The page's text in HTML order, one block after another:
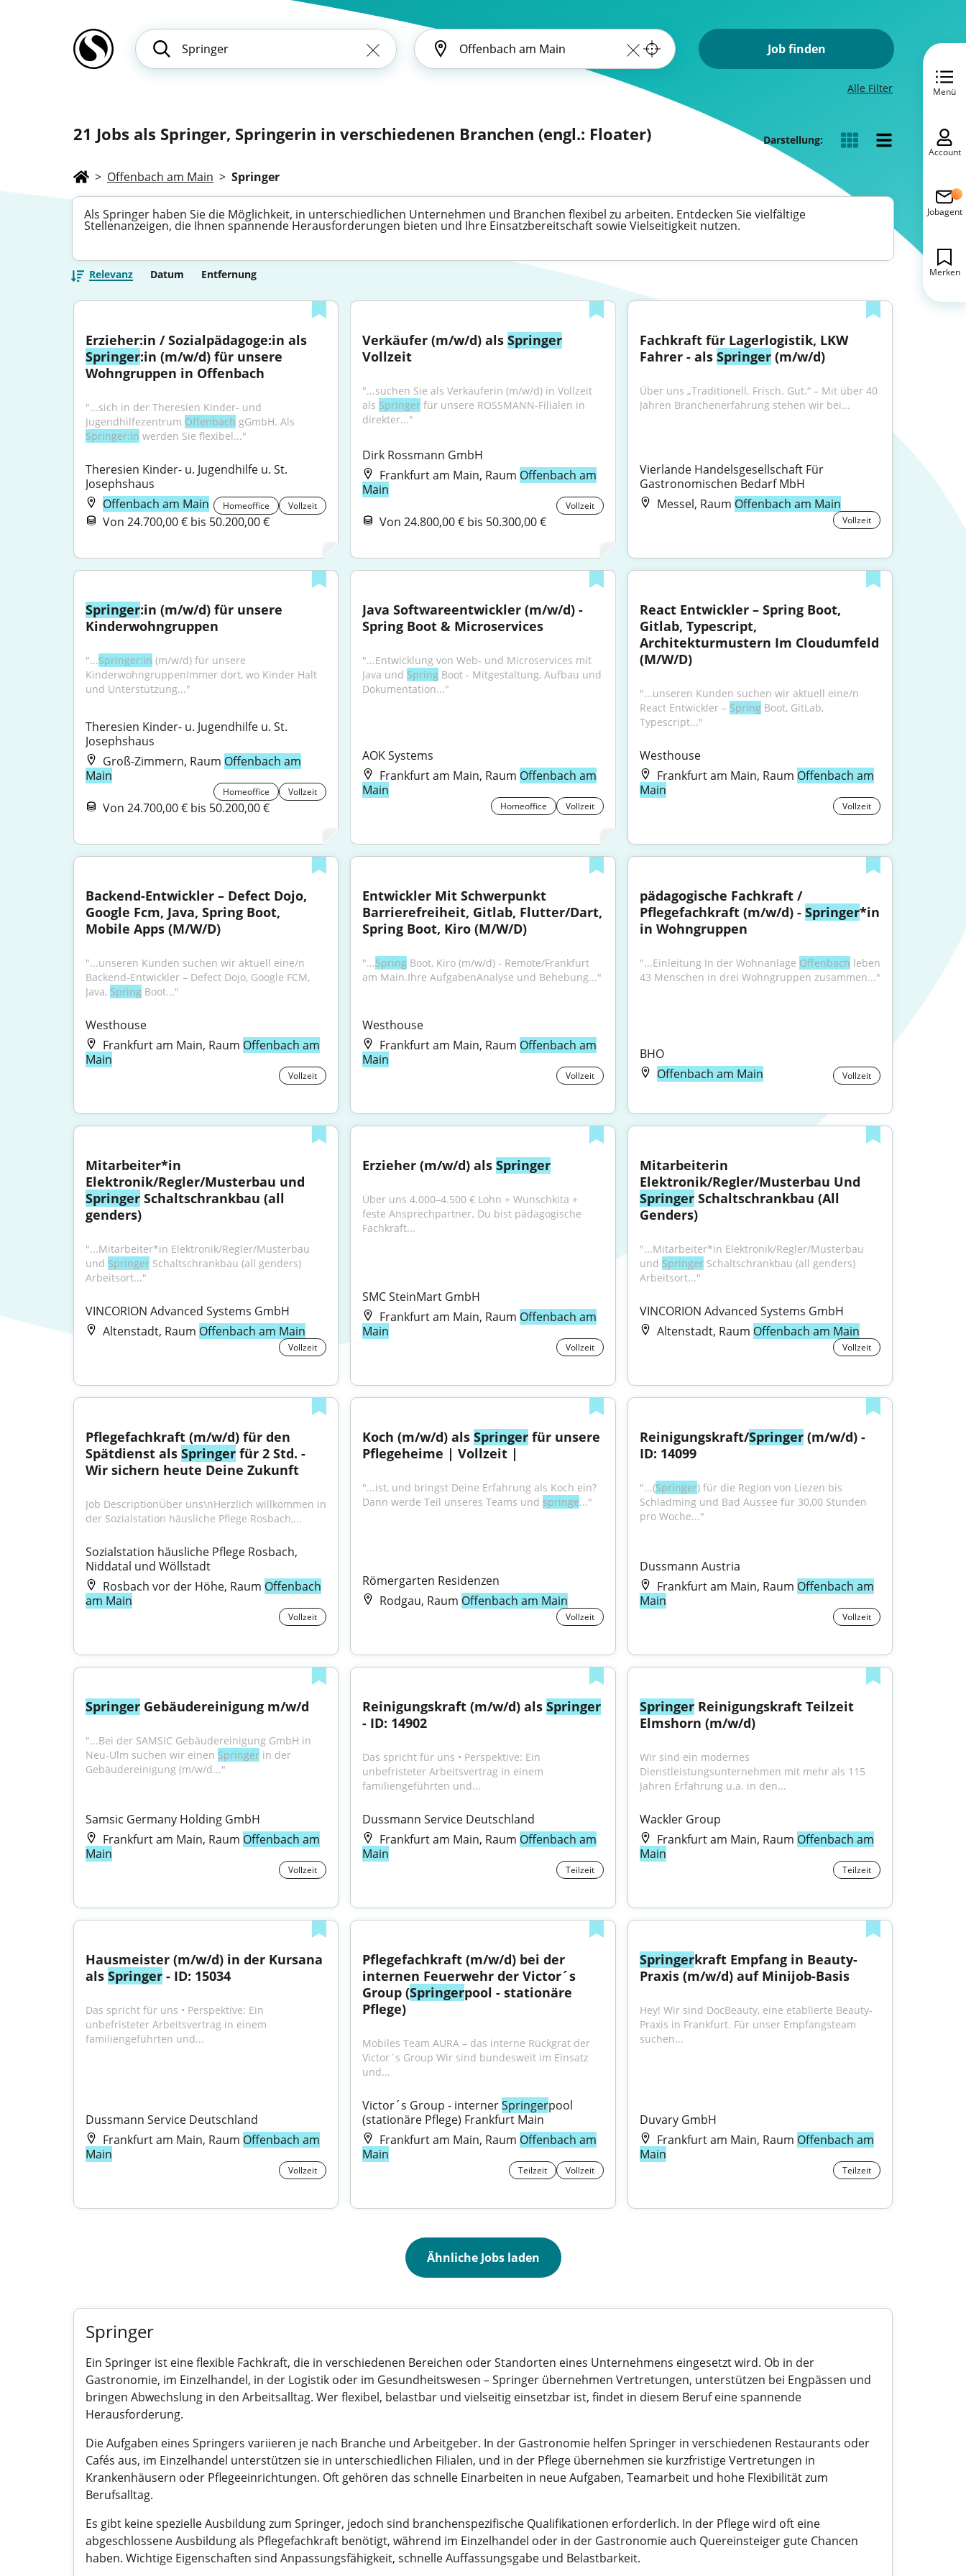
Job finden
Alle Filter
21 Jobs als Springer, Springerin in verschiedenen Branchen (engl.: Floater) Darstellung:
> Offenbach am Main > Springer
Als Springer haben Sie die Möglichkeit, in unterschiedlichen Unternehmen und Branchen flexibel zu arbeiten. Entdecken Sie vielfältige
Stellenanzeigen, die Ihnen spannende Herausforderungen bieten und Ihre Einsatzbereitschaft sowie Vielseitigkeit nutzen.
Relevanz Datum Entfernung
Springer:in (m/w/d) für unsere
Wohngruppen in Offenbach
"...sich in der Theresien Kinder- und
Jugendhilfezentrum Offenbach
Springer:in werden Sie flexibel..."
Theresien Kinder- u. Jugendhilfe u. St.
Josephshaus
Offenbach am Main
Homeoffice Vollzeit
Von 24.700,00 € bis 50.200,00 €
Verkäufer (m/w/d) als Springer
Vollzeit
"...suchen Sie als Verkäuferin (m/w/d) in Vollzeit
als Springer für unsere ROSSMANN-Filialen in
direkter..."
Dirk Rossmann GmbH
Frankfurt am Main, Raum Offenbach am
Main
Vollzeit
Von 24.800,00 € bis 50.300,00 €
Fachkraft für Lagerlogistik, LKW
Fahrer - als Springer (m/w/d)
Über uns „Traditionell. Frisch. Gut.“ – Mit über 40
Jahren Branchenerfahrung stehen wir bei...
Vierlande Handelsgesellschaft Für
Gastronomischen Bedarf MbH
Messel, Raum Offenbach am Main
Vollzeit
Springer:in (m/w/d) für unsere
Kinderwohngruppen
"...Springer:in (m/w/d) für unsere
KinderwohngruppenImmer dort, wo Kinder Halt
und Unterstützung..."
Theresien Kinder- u. Jugendhilfe u. St.
Josephshaus
Groß-Zimmern, Raum Offenbach am
Main
Homeoffice Vollzeit
Von 24.700,00 € bis 50.200,00 €
Java Softwareentwickler (m/w/d) -
Spring Boot & Microservices
"...Entwicklung von Web- und Microservices mit
Java und Spring Boot - Mitgestaltung, Aufbau und
Dokumentation..."
AOK Systems
Frankfurt am Main, Raum Offenbach am
Main
Homeoffice Vollzeit
React Entwickler – Spring Boot,
Gitlab, Typescript,
Architekturmustern Im Cloudumfeld
(M/W/D)
"...unseren Kunden suchen wir aktuell eine/n
React Entwickler – Spring Boot, GitLab,
Typescript..."
Westhouse
Frankfurt am Main, Raum Offenbach am
Main
Vollzeit
Backend-Entwickler – Defect Dojo,
Google Fcm, Java, Spring Boot,
Mobile Apps (M/W/D)
"...unseren Kunden suchen wir aktuell eine/n
Backend-Entwickler – Defect Dojo, Google FCM,
Java, Spring Boot..."
Westhouse
Frankfurt am Main, Raum Offenbach am
Main
Vollzeit
Entwickler Mit Schwerpunkt
Barrierefreiheit, Gitlab, Flutter/Dart,
Spring Boot, Kiro (M/W/D)
"...Spring Boot, Kiro (m/w/d) - Remote/Frankfurt
am Main.Ihre AufgabenAnalyse und Behebung..."
Westhouse
Frankfurt am Main, Raum Offenbach am
Main
Vollzeit
pädagogische Fachkraft /
Pflegefachkraft (m/w/d) - Springer*in
in Wohngruppen
"...Einleitung In der Wohnanlage Offenbach leben
43 Menschen in drei Wohngruppen zusammen..."
BHO
Offenbach am Main
Vollzeit
Mitarbeiter*in
Springer Schaltschrankbau (all
genders)
"...Mitarbeiter*in Elektronik/Regler/Musterbau
und Springer Schaltschrankbau (all genders)
Arbeitsort..."
VINCORION Advanced Systems GmbH
Altenstadt, Raum Offenbach am Main
Vollzeit
Erzieher (m/w/d) als Springer
Über uns 4.000–4.500 € Lohn + Wunschkita +
feste Ansprechpartner. Du bist pädagogische
Fachkraft...
SMC SteinMart GmbH
Frankfurt am Main, Raum Offenbach am
Main
Vollzeit
Mitarbeiterin
Springer Schaltschrankbau (All
Genders)
"...Mitarbeiter*in Elektronik/Regler/Musterbau
und Springer Schaltschrankbau (all genders)
Arbeitsort..."
VINCORION Advanced Systems GmbH
Altenstadt, Raum Offenbach am Main
Vollzeit
Pflegefachkraft (m/w/d) für den
Spätdienst als Springer für 2 Std. -
Wir sichern heute Deine Zukunft
Job DescriptionÜber uns\nHerzlich willkommen in
der Sozialstation häusliche Pflege Rosbach,...
Sozialstation häusliche Pflege Rosbach,
Niddatal und Wöllstadt
Rosbach vor der Höhe, Raum Offenbach
am Main
Vollzeit
Koch (m/w/d) als Springer für unsere
Pflegeheime | Vollzeit |
"...ist, und bringst Deine Erfahrung als Koch ein?
Dann werde Teil unseres Teams und springe..."
Römergarten Residenzen
Rodgau, Raum Offenbach am Main
Vollzeit
Reinigungskraft/Springer (m/w/d) -
ID: 14099
"...(Springer) für die Region von Liezen bis
Schladming und Bad Aussee für 30,00 Stunden
pro Woche..."
Dussmann Austria
Frankfurt am Main, Raum Offenbach am
Main
Vollzeit
Springer Gebäudereinigung m/w/d
"...Bei der SAMSIC Gebäudereinigung GmbH in
Neu-Ulm suchen wir einen Springer in der
Gebäudereinigung (m/w/d..."
Samsic Germany Holding GmbH
Frankfurt am Main, Raum Offenbach am
Main
Vollzeit
Reinigungskraft (m/w/d) als Springer
- ID: 14902
Das spricht für uns • Perspektive: Ein
unbefristeter Arbeitsvertrag in einem
familiengeführten und...
Dussmann Service Deutschland
Frankfurt am Main, Raum Offenbach am
Main
Teilzeit
Springer Reinigungskraft Teilzeit
Elmshorn (m/w/d)
Wir sind ein modernes
Dienstleistungsunternehmen mit mehr als 115
Jahren Erfahrung u.a. in den...
Wackler Group
Frankfurt am Main, Raum Offenbach am
Main
Teilzeit
Hausmeister (m/w/d) in der Kursana
als Springer - ID: 15034
Das spricht für uns • Perspektive: Ein
unbefristeter Arbeitsvertrag in einem
familiengeführten und...
Dussmann Service Deutschland
Frankfurt am Main, Raum Offenbach am
Main
Vollzeit
Pflegefachkraft (m/w/d) bei der
internen Feuerwehr der Victor´s
Group (Springerpool - stationäre
Pflege)
Mobiles Team AURA – das interne Rückgrat der
Victor´s Group Wir sind bundesweit im Einsatz
und...
Victor´s Group - interner Springerpool
(stationäre Pflege) Frankfurt Main
Frankfurt am Main, Raum Offenbach am
Main
Teilzeit Vollzeit
Springerkraft Empfang in Beauty-
Praxis (m/w/d) auf Minijob-Basis
Hey! Wir sind DocBeauty, eine etablierte Beauty-
Praxis in Frankfurt. Für unser Empfangsteam
suchen...
Duvary GmbH
Frankfurt am Main, Raum Offenbach am
Main
Teilzeit
Ähnliche Jobs laden
Springer
Ein Springer ist eine flexible Fachkraft, die in verschiedenen Bereichen oder Standorten eines Unternehmens eingesetzt wird. Ob in der
Gastronomie, im Einzelhandel, in der Logistik oder im Gesundheitswesen – Springer übernehmen Vertretungen, unterstützen bei Engpässen und
bringen Abwechslung in den Arbeitsalltag. Wer flexibel, belastbar und vielseitig einsetzbar ist, findet in diesem Beruf eine spannende
Herausforderung.
Die Aufgaben eines Springers variieren je nach Branche und Arbeitgeber. In der Gastronomie helfen Springer in verschiedenen Restaurants oder
Cafés aus, im Einzelhandel unterstützen sie in unterschiedlichen Filialen, und in der Pflege übernehmen sie kurzfristige Vertretungen in
Krankenhäusern oder Pflegeeinrichtungen. Oft gehören das schnelle Einarbeiten in neue Aufgaben, Teamarbeit und hohe Flexibilität zum
Berufsalltag.
Es gibt keine spezielle Ausbildung zum Springer, jedoch sind branchenspezifische Qualifikationen erforderlich. In der Pflege wird oft eine
abgeschlossene Ausbildung als Pflegefachkraft benötigt, während im Einzelhandel oder in der Gastronomie auch Quereinsteiger gute Chancen
haben. Wichtige Eigenschaften sind Anpassungsfähigkeit, schnelle Auffassungsgabe und Belastbarkeit.
Menü
Account
Jobagent
Merken